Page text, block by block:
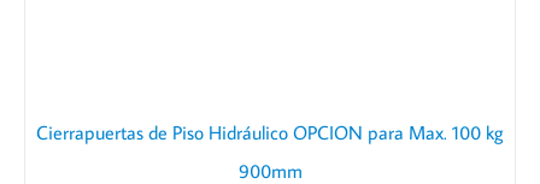
Cierrapuertas de Piso Hidráulico OPCION para Max. 100 kg
900mm